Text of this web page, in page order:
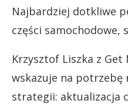
Najbardziej dotkliwe
części samochodowe,
Krzysztof Liszka z Get
wskazuje na
strategii: aktualizacja